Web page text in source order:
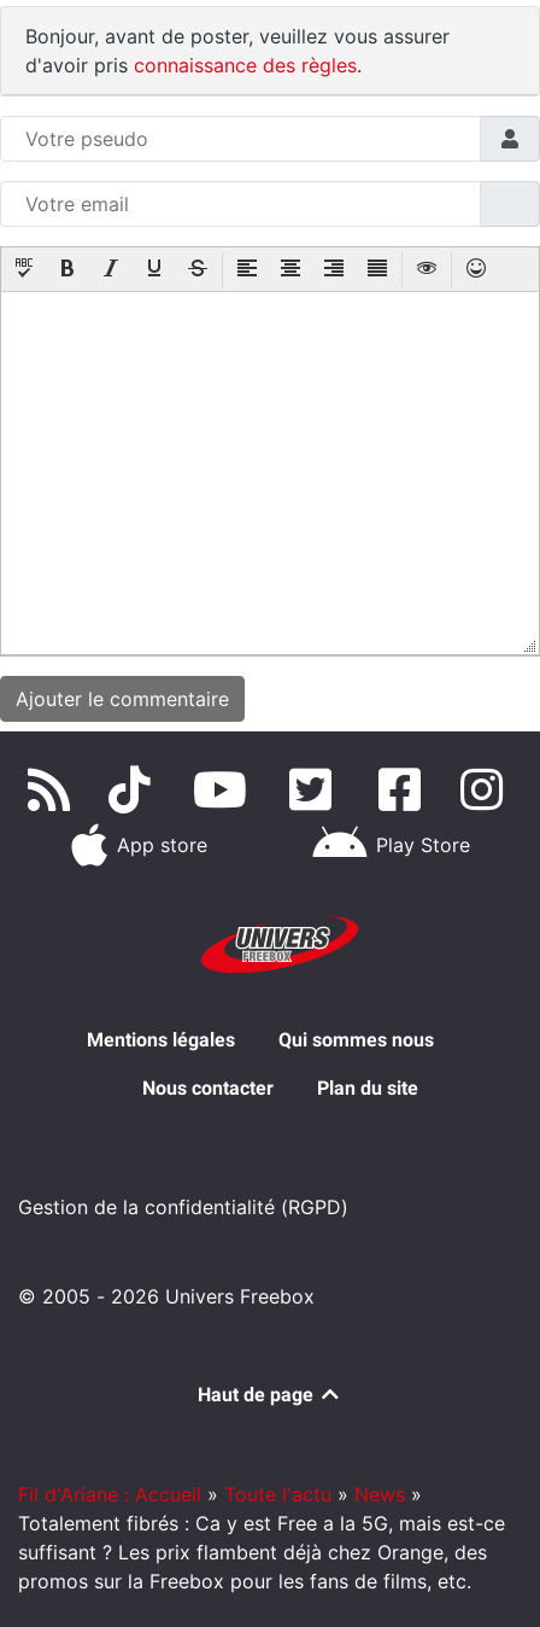
Bonjour, avant de poster, veuillez vous assurer
d'avoir pris connaissance des règles.
App store Play Store
Mentions légales Qui sommes nous
Nous contacter Plan du site
Gestion de la confidentialité (RGPD)
© 2005 - 2026 Univers Freebox
Haut de page
Fil d'Ariane : Accueil » Toute l'actu » News »
Totalement fibrés : Ca y est Free a la 5G, mais est-ce
suffisant ? Les prix flambent déjà chez Orange, des
promos sur la Freebox pour les fans de films, etc.